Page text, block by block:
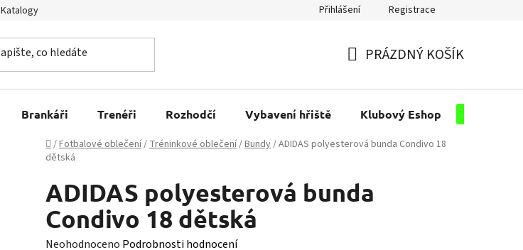
Katalogy Přihlášení Registrace
KOŠÍK
PRÁZDNÝ KOŠÍK
Brankáři Trenéři Rozhodčí Vybavení hřiště Klubový Eshop
Domů
/Fotbalové oblečení/Tréninkové oblečení/Bundy/ADIDAS polyesterová bunda Condivo 18
dětská
ADIDAS polyesterová bunda
Condivo 18 dětská
Průměrné
Neohodnoceno Podrobnosti hodnocení